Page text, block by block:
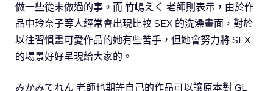
做一些從未做過的事。而 竹嶋えく 老師則表示，由於作
品中玲奈子等人經常會出現比較 SEX 的洗澡畫面，對於
以往習慣畫可愛作品的她有些苦手，但她會努力將 SEX
的場景好好呈現給大家的。
みかみてれん 老師也期許自己的作品可以讓原本對 GL